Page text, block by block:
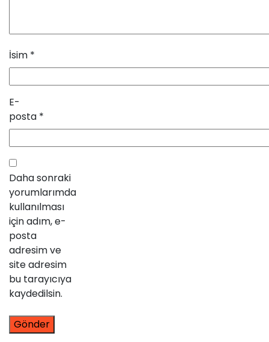
İsim *
E-
posta *
Daha sonraki
yorumlarımda
kullanılması
için adım, e-
posta
adresim ve
site adresim
bu tarayıcıya
kaydedilsin.